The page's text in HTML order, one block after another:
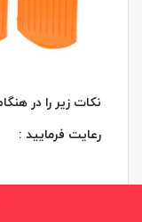
نکات زیر را در
رعایت فرمایید :
هنگام رنده کردن